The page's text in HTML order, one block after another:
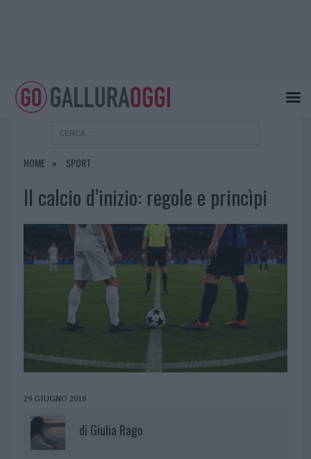
HOME SPORT
Il calcio d’inizio: regole e princìpi
29 GIUGNO 2018
di Giulia Rago